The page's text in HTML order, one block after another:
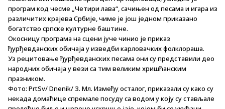
програм код чесме „Четири лава“, сачињен од песама и игара из
различитих крајева Србије, чиме је још једном приказано
богатство српске културне баштине.
Окосницу програма на сцени јуче чинио је приказ
ђурђевданских обичаја у изведби карловачких фолклораша.
Уз рецитовање ђурђевданских песама они су представили део
народних обичаја у вези са тим великим хришћанским
празником.
Фото: PrtSv/ Dnenik/ З. Мл. Између осталог, приказали су како су
некада домаћице спремале посуду са водом у коју су стављале